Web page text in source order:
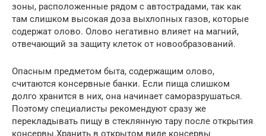
зоны, расположенные рядом с автострадами, так как
там слишком высокая доза выхлопных газов, которые
содержат олово. Олово негативно влияет на магний,
отвечающий за защиту клеток от новообразований.
Опасным предметом быта, содержащим олово,
считаются консервные банки. Если пища слишком
долго хранится в них, она начинает саморазрушаться.
Поэтому специалисты рекомендуют сразу же
перекладывать пищу в стеклянную тару после открытия
консервы.Хранить в открытом виде консервы